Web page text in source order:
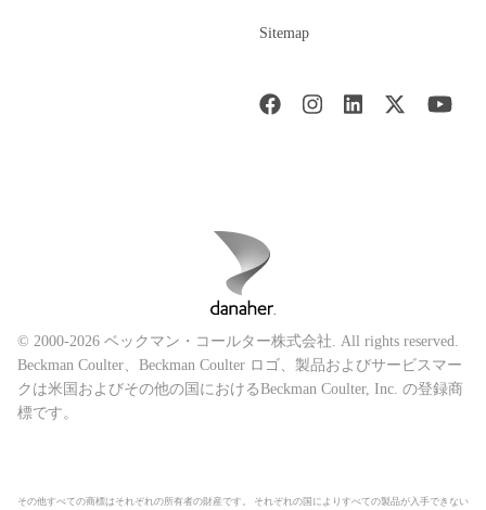
Sitemap
© 2000-2026 ベックマン・コールター株式会社. All rights reserved.
Beckman Coulter、Beckman Coulter ロゴ、製品およびサービスマー
クは米国およびその他の国におけるBeckman Coulter, Inc. の登録商
標です。
その他すべての商標はそれぞれの所有者の財産です。 それぞれの国によりすべての製品が入手できない